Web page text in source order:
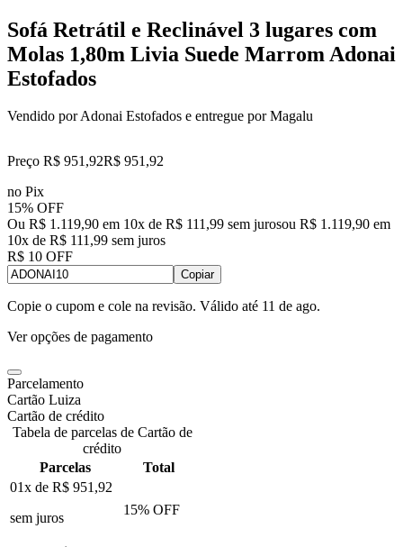
Sofá Retrátil e Reclinável 3 lugares com
Molas 1,80m Livia Suede Marrom Adonai
Estofados
Vendido porAdonai Estofados e entregue por Magalu
Preço R$ 951,92R$ 951,92
no Pix
15% OFF
Ou R$ 1.119,90 em 10x de R$ 111,99 sem jurosou R$ 1.119,90 em
10x de R$ 111,99 sem juros
R$ 10 OFF
Copiar
Copie o cupom e cole na revisão. Válido até 11 de ago.
Ver opções de pagamento
Parcelamento
Cartão Luiza
Cartão de crédito
Tabela de parcelas de Cartão de
crédito
Parcelas
Total
01x de R$ 951,92
sem juros
15% OFF